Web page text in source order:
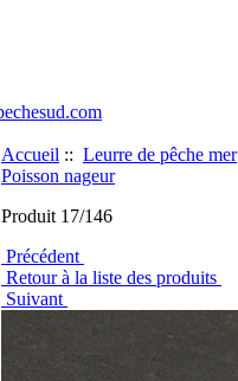
Accueil :: Leurre de pêche mer
Poisson nageur
Produit 17/146
Précédent
Retour à la liste des produits
Suivant